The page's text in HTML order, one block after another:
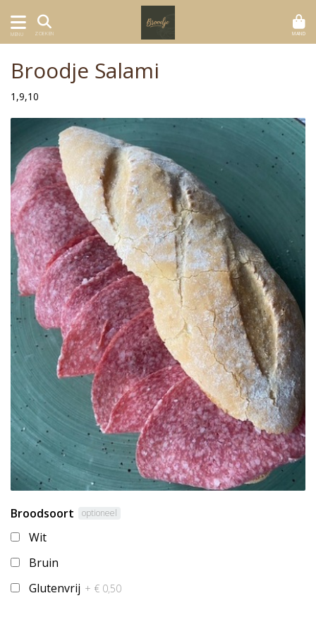
MENU ZOEKEN MAND
Broodje Salami
1,9,10
Broodsoort optioneel
Wit
Bruin
Glutenvrij + € 0,50